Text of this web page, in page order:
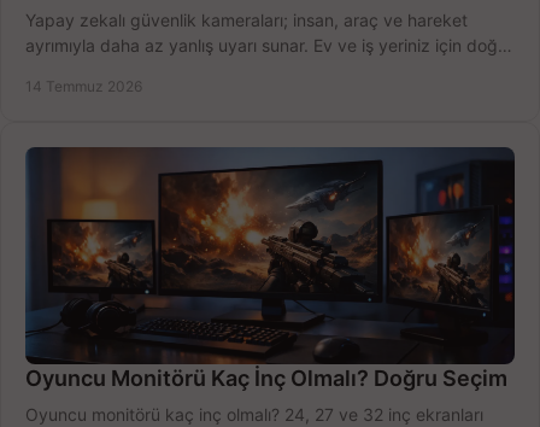
Yapay zekalı güvenlik kameraları; insan, araç ve hareket
ayrımıyla daha az yanlış uyarı sunar. Ev ve iş yeriniz için doğru
14 Temmuz 2026
Oyuncu Monitörü Kaç İnç Olmalı? Doğru Seçim
Oyuncu monitörü kaç inç olmalı? 24, 27 ve 32 inç ekranları